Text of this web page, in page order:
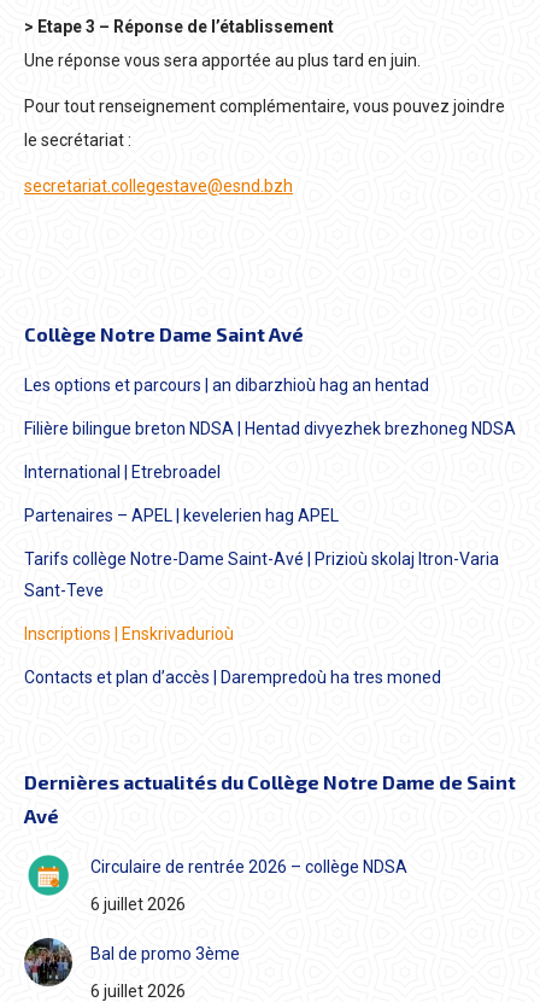
> Etape 3 – Réponse de l’établissement
Une réponse vous sera apportée au plus tard en juin.
Pour tout renseignement complémentaire, vous pouvez joindre
le secrétariat :
secretariat.collegestave@esnd.bzh
Collège Notre Dame Saint Avé
Les options et parcours | an dibarzhioù hag an hentad
Filière bilingue breton NDSA | Hentad divyezhek brezhoneg NDSA
International | Etrebroadel
Partenaires – APEL | kevelerien hag APEL
Tarifs collège Notre-Dame Saint-Avé | Prizioù skolaj Itron-Varia
Sant-Teve
Inscriptions | Enskrivadurioù
Contacts et plan d’accès | Darempredoù ha tres moned
Dernières actualités du Collège Notre Dame de Saint
Avé
Circulaire de rentrée 2026 – collège NDSA
6 juillet 2026
Bal de promo 3ème
6 juillet 2026